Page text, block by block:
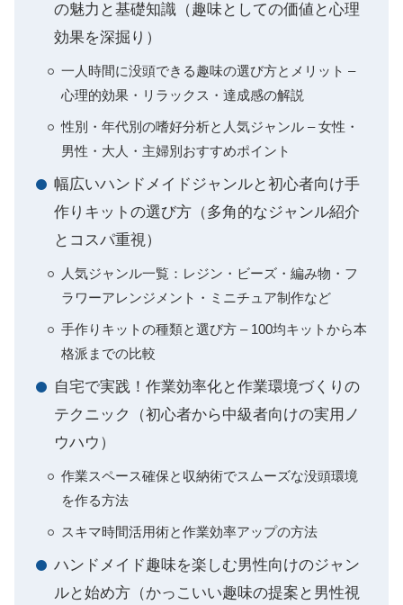
の魅力と基礎知識（趣味としての価値と心理
効果を深掘り）
一人時間に没頭できる趣味の選び方とメリット –
心理的効果・リラックス・達成感の解説
性別・年代別の嗜好分析と人気ジャンル – 女性・
男性・大人・主婦別おすすめポイント
幅広いハンドメイドジャンルと初心者向け手
作りキットの選び方（多角的なジャンル紹介
とコスパ重視）
人気ジャンル一覧：レジン・ビーズ・編み物・フ
ラワーアレンジメント・ミニチュア制作など
手作りキットの種類と選び方 – 100均キットから本
格派までの比較
自宅で実践！作業効率化と作業環境づくりの
テクニック（初心者から中級者向けの実用ノ
ウハウ）
作業スペース確保と収納術でスムーズな没頭環境
を作る方法
スキマ時間活用術と作業効率アップの方法
ハンドメイド趣味を楽しむ男性向けのジャン
ルと始め方（かっこいい趣味の提案と男性視